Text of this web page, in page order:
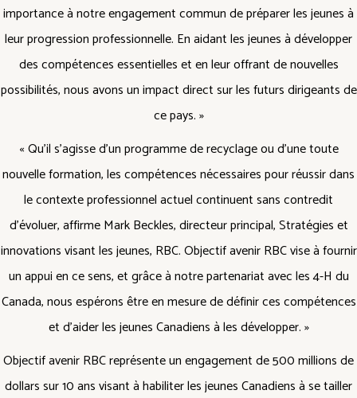
importance à notre engagement commun de préparer les jeunes à
leur progression professionnelle. En aidant les jeunes à développer
des compétences essentielles et en leur offrant de nouvelles
possibilités, nous avons un impact direct sur les futurs dirigeants de
ce pays. »
« Qu’il s’agisse d’un programme de recyclage ou d’une toute
nouvelle formation, les compétences nécessaires pour réussir dans
le contexte professionnel actuel continuent sans contredit
d’évoluer, affirme Mark Beckles, directeur principal, Stratégies et
innovations visant les jeunes, RBC. Objectif avenir RBC vise à fournir
un appui en ce sens, et grâce à notre partenariat avec les 4-H du
Canada, nous espérons être en mesure de définir ces compétences
et d’aider les jeunes Canadiens à les développer. »
Objectif avenir RBC représente un engagement de 500 millions de
dollars sur 10 ans visant à habiliter les jeunes Canadiens à se tailler